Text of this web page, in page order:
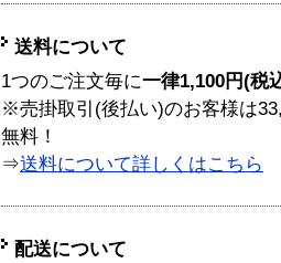
送料について
1つのご注文毎に一律1,100円(税
※売掛取引(後払い)のお客様は
無料！
⇒送料について詳しくはこちら
配送について